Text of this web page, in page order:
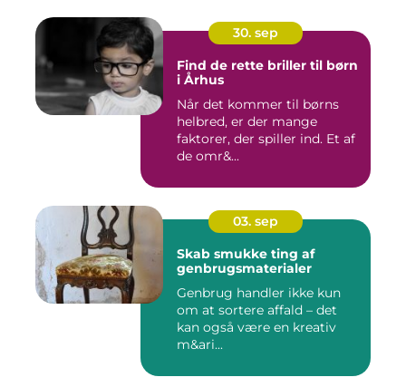
30. sep
Find de rette briller til børn
i Århus
Når det kommer til børns
helbred, er der mange
faktorer, der spiller ind. Et af
de omr&...
03. sep
Skab smukke ting af
genbrugsmaterialer
Genbrug handler ikke kun
om at sortere affald – det
kan også være en kreativ
m&ari...